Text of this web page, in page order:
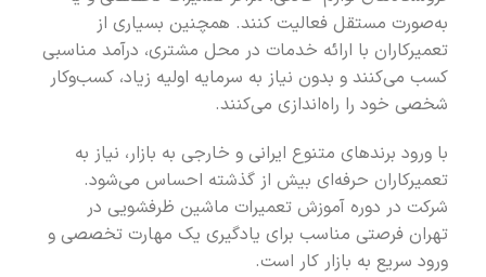
به‌صورت مستقل فعالیت کنند. همچنین بسیاری از
تعمیرکاران با ارائه خدمات در محل مشتری، درآمد مناسبی
کسب می‌کنند و بدون نیاز به سرمایه اولیه زیاد، کسب‌وکار
شخصی خود را راه‌اندازی می‌کنند.
با ورود برندهای متنوع ایرانی و خارجی به بازار، نیاز به
تعمیرکاران حرفه‌ای بیش از گذشته احساس می‌شود.
شرکت در دوره آموزش تعمیرات ماشین ظرفشویی در
تهران فرصتی مناسب برای یادگیری یک مهارت تخصصی و
ورود سریع به بازار کار است.